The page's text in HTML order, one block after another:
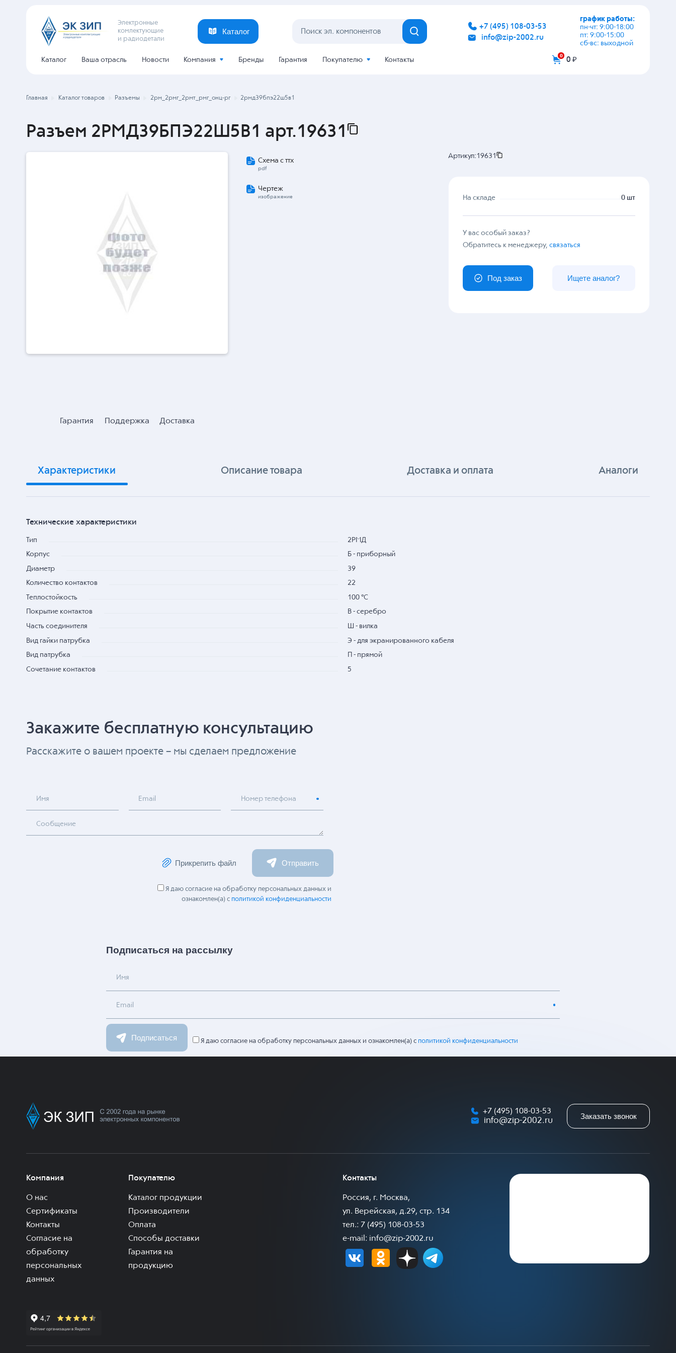
Электронные
комлектующие
и радиодетали
Каталог
+7 (495) 108-03-53
info@zip-2002.ru
график работы:
пн-чт: 9:00-18:00
пт: 9:00-15:00
сб-вс: выходной
Каталог Ваша отрасль Новости Компания Бренды Гарантия Покупателю Контакты
0 0 ₽
Главная Каталог товаров Разъемы 2рм_2рмг_2рмт_рмг_онц-рг 2рмд39бпэ22ш5в1
Разъем 2РМД39БПЭ22Ш5В1 арт.19631
Гарантия Поддержка Доставка
Схема с ттх
pdf
Чертеж
изображение
Артикул:19631
На складе 0 шт
У вас особый заказ?
Обратитесь к менеджеру,связаться
Под заказ Ищете аналог?
Характеристики Описание товара Доставка и оплата Аналоги
Технические характеристики
Тип 2РМД
Корпус Б - приборный
Диаметр 39
Количество контактов 22
Теплостойкость 100 °С
Покрытие контактов В - серебро
Часть соединителя Ш - вилка
Вид гайки патрубка Э - для экранированного кабеля
Вид патрубка П - прямой
Сочетание контактов 5
Закажите бесплатную консультацию
Расскажите о вашем проекте – мы сделаем предложение
Имя Email Номер телефона
Сообщение
Прикрепить файл Отправить
Я даю согласие на обработку персональных данных и
ознакомлен(а) с политикой конфиденциальности
Подписаться на рассылку
Имя
Email
Подписаться Я даю согласие на обработку персональных данных и ознакомлен(а) с политикой конфиденциальности
+7 (495) 108-03-53
info@zip-2002.ru
Заказать звонок
Компания
О нас
Сертификаты
Контакты
Согласие на
обработку
персональных
данных
Покупателю
Каталог продукции
Производители
Оплата
Способы доставки
Гарантия на
продукцию
Контакты
Россия, г. Москва,
ул. Верейская, д.29, стр. 134
тел.: 7 (495) 108-03-53
e-mail: info@zip-2002.ru